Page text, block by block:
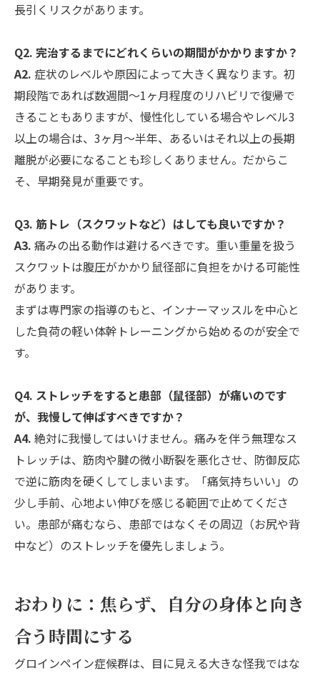
長引くリスクがあります。
Q2. 完治するまでにどれくらいの期間がかかりますか？
A2. 症状のレベルや原因によって大きく異なります。初
期段階であれば数週間〜1ヶ月程度のリハビリで復帰で
きることもありますが、慢性化している場合やレベル3
以上の場合は、3ヶ月〜半年、あるいはそれ以上の長期
離脱が必要になることも珍しくありません。だからこ
そ、早期発見が重要です。
Q3. 筋トレ（スクワットなど）はしても良いですか？
A3. 痛みの出る動作は避けるべきです。重い重量を扱う
スクワットは腹圧がかかり鼠径部に負担をかける可能性
があります。
まずは専門家の指導のもと、インナーマッスルを中心と
した負荷の軽い体幹トレーニングから始めるのが安全で
す。
Q4. ストレッチをすると患部（鼠径部）が痛いのです
が、我慢して伸ばすべきですか？
A4. 絶対に我慢してはいけません。痛みを伴う無理なス
トレッチは、筋肉や腱の微小断裂を悪化させ、防御反応
で逆に筋肉を硬くしてしまいます。「痛気持ちいい」の
少し手前、心地よい伸びを感じる範囲で止めてくださ
い。患部が痛むなら、患部ではなくその周辺（お尻や背
中など）のストレッチを優先しましょう。
おわりに：焦らず、自分の身体と向き
合う時間にする
グロインペイン症候群は、目に見える大きな怪我ではな